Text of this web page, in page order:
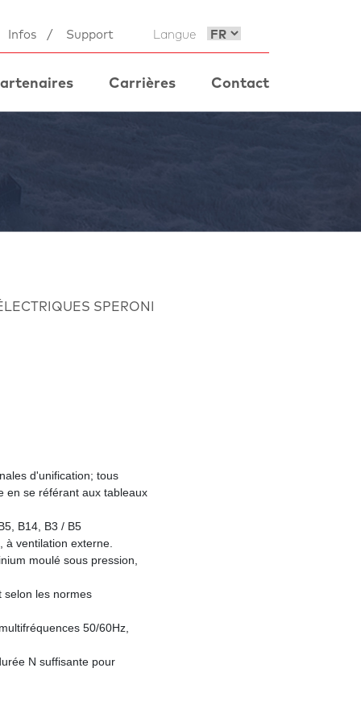
Infos / Support Langue
Carrières Contact
SPERONI
d'unification; tous
en se référant aux tableaux
B14, B3 / B5
ventilation externe.
moulé sous pression,
selon les normes
50/60Hz,
N suffisante pour